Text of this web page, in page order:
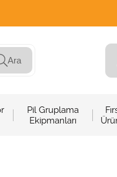
Ara
Pil Gruplama
Ekipmanları